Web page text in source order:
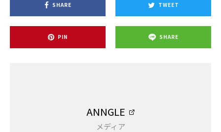
SHARE TWEET
PIN SHARE
ANNGLE
メディア